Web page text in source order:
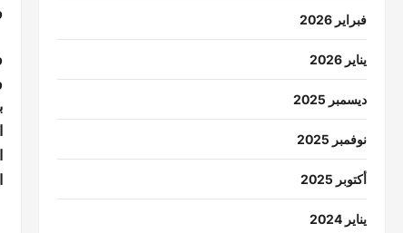
فبراير 2026
يناير 2026
ديسمبر 2025
نوفمبر 2025
أكتوبر 2025
يناير 2024